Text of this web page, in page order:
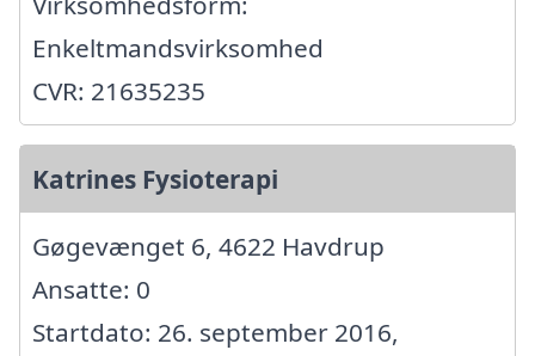
Enkeltmandsvirksomhed
CVR: 21635235
Katrines Fysioterapi
Gøgevænget 6, 4622 Havdrup
Ansatte: 0
Startdato: 26. september 2016,